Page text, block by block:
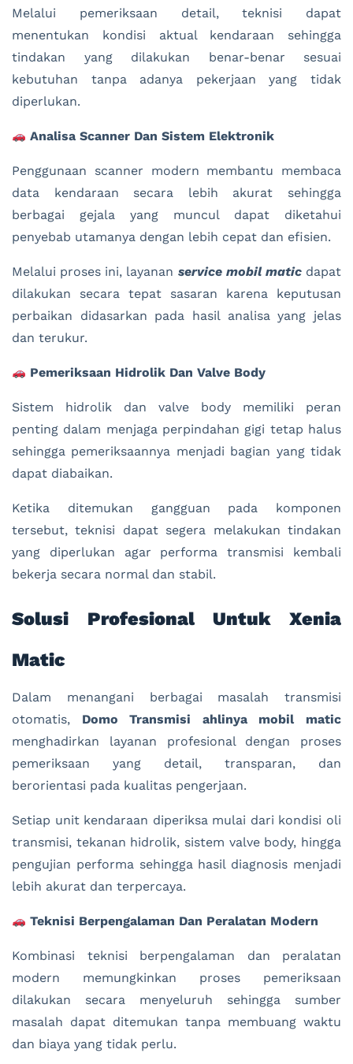
Melalui pemeriksaan detail, teknisi dapat
menentukan kondisi aktual kendaraan sehingga
tindakan yang dilakukan benar-benar sesuai
kebutuhan tanpa adanya pekerjaan yang tidak
diperlukan.
Analisa Scanner Dan Sistem Elektronik
Penggunaan scanner modern membantu membaca
data kendaraan secara lebih akurat sehingga
berbagai gejala yang muncul dapat diketahui
penyebab utamanya dengan lebih cepat dan efisien.
Melalui proses ini, layanan service mobil maticdapat
dilakukan secara tepat sasaran karena keputusan
perbaikan didasarkan pada hasil analisa yang jelas
dan terukur.
Pemeriksaan Hidrolik Dan Valve Body
Sistem hidrolik dan valve body memiliki peran
penting dalam menjaga perpindahan gigi tetap halus
sehingga pemeriksaannya menjadi bagian yang tidak
dapat diabaikan.
Ketika ditemukan gangguan pada komponen
tersebut, teknisi dapat segera melakukan tindakan
yang diperlukan agar performa transmisi kembali
bekerja secara normal dan stabil.
Solusi Profesional Untuk Xenia
Matic
Dalam menangani berbagai masalah transmisi
otomatis, Domo Transmisi
ahlinya mobil matic
menghadirkan layanan profesional dengan proses
pemeriksaan yang detail, transparan, dan
berorientasi pada kualitas pengerjaan.
Setiap unit kendaraan diperiksa mulai dari kondisi oli
transmisi, tekanan hidrolik, sistem valve body, hingga
pengujian performa sehingga hasil diagnosis menjadi
lebih akurat dan terpercaya.
Teknisi Berpengalaman Dan Peralatan Modern
Kombinasi teknisi berpengalaman dan peralatan
modern memungkinkan proses pemeriksaan
dilakukan secara menyeluruh sehingga sumber
masalah dapat ditemukan tanpa membuang waktu
dan biaya yang tidak perlu.